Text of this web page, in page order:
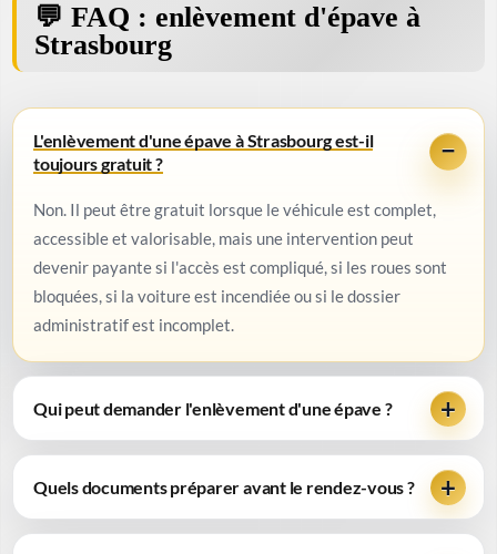
FAQ : enlèvement d'épave à
Strasbourg
L'enlèvement d'une épave à Strasbourg est-il
toujours gratuit ?
Non. Il peut être gratuit lorsque le véhicule est complet,
accessible et valorisable, mais une intervention peut
devenir payante si l'accès est compliqué, si les roues sont
bloquées, si la voiture est incendiée ou si le dossier
administratif est incomplet.
Qui peut demander l'enlèvement d'une épave ?
Quels documents préparer avant le rendez-vous ?